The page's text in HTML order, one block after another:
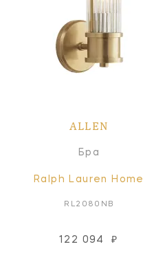
ALLEN
Бра
Ralph Lauren Home
RL2080NB
122 094 ₽